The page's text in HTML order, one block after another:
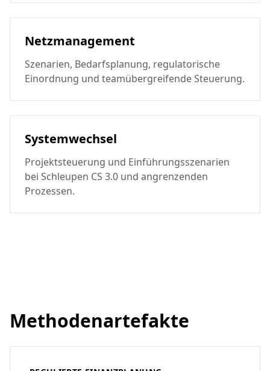
Netzmanagement
Szenarien, Bedarfsplanung, regulatorische
Einordnung und teamübergreifende Steuerung.
Systemwechsel
Projektsteuerung und Einführungsszenarien
bei Schleupen CS 3.0 und angrenzenden
Prozessen.
Methodenartefakte